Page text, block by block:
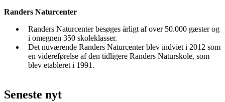
Randers Naturcenter
Randers Naturcenter besøges årligt af over 50.000 gæster og
i omegnen 350 skoleklasser.
Det nuværende Randers Naturcenter blev indviet i 2012 som
en videreførelse af den tidligere Randers Naturskole, som
blev etableret i 1991.
Seneste nyt